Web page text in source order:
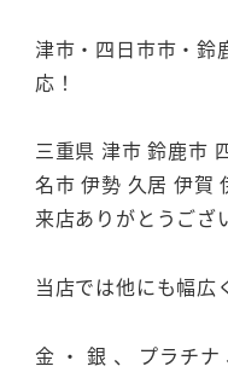
津市・四日市市・鈴
応！
三重県 津市 鈴鹿市
名市 伊勢 久居 伊賀
来店ありがとうござ
当店では他にも幅広
金 ・ 銀 、 プラチナ